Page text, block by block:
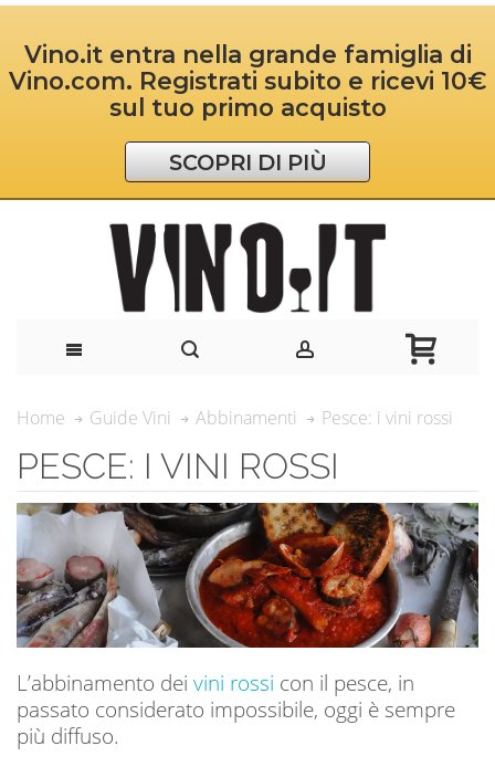
Vino.it entra nella grande famiglia di
Vino.com. Registrati subito e ricevi 10€
sul tuo primo acquisto
SCOPRI DI PIÙ
Home Guide Vini Abbinamenti Pesce: i vini rossi
PESCE: I VINI ROSSI
L’abbinamento dei vini rossi con il pesce, in
passato considerato impossibile, oggi è sempre
più diffuso.